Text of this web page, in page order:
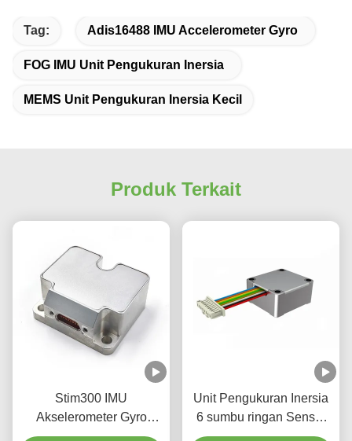
Tag: Adis16488 IMU Accelerometer Gyro
FOG IMU Unit Pengukuran Inersia
MEMS Unit Pengukuran Inersia Kecil
Produk Terkait
Stim300 IMU
Akselerometer Gyro
Sensor Pabrik Pasokan
Unit Pengukuran Inersia
6 sumbu ringan Sensor
Giroskop Akselerometer